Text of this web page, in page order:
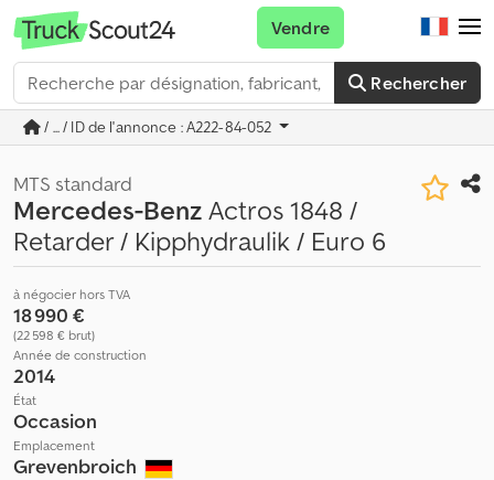
Rechercher
Vendre
/ ... / ID de l'annonce : A222-84-052
MTS standard
Mercedes-BenzActros 1848 /
Retarder / Kipphydraulik / Euro 6
à négocier hors TVA
18 990 €
(22 598 € brut)
Année de construction
2014
État
Occasion
Emplacement
Grevenbroich